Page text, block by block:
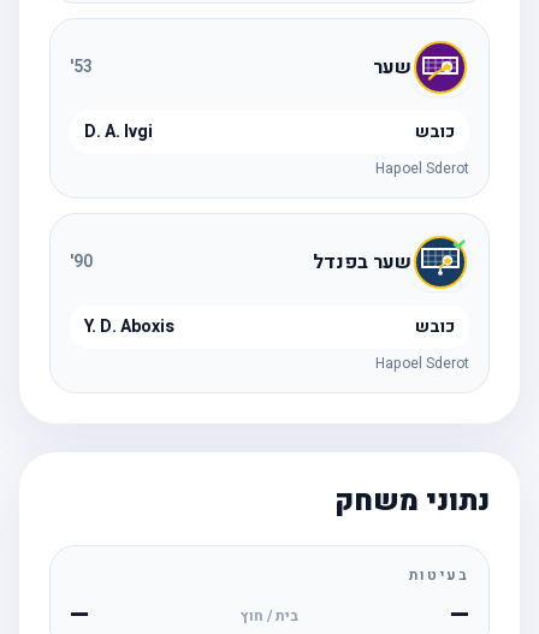
שער 53
'
כובש D. A. Ivgi
Hapoel Sderot
שער בפנדל 90
'
כובש Y. D. Aboxis
Hapoel Sderot
נתוני משחק
בעיטות
— בית / חוץ —